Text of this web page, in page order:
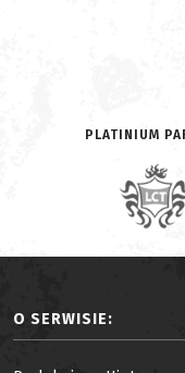
PLATINIUM
O SERWISIE: